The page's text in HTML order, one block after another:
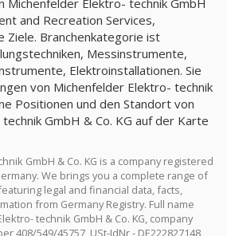
Michenfelder Elektro- technik GmbH
and Recreation Services,
Ziele. Branchenkategorie ist
Messinstrumente,
Elektroinstallationen. Sie
von Michenfelder Elektro- technik
Positionen und den Standort von
GmbH & Co. KG auf der Karte
GmbH & Co. KG is a company registered
We brings you a complete range of
legal and financial data, facts,
from Germany Registry. Full name
technik GmbH & Co. KG, company
408/549/45757, USt-IdNr - DE222827148,